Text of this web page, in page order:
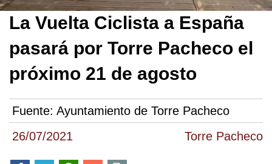
26/07/2021 Torre Pacheco
La Vuelta Ciclista a España
pasará por Torre Pacheco el
próximo 21 de agosto
Fuente: Ayuntamiento de Torre Pacheco